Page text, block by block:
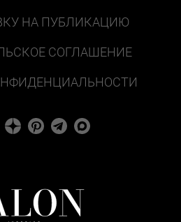
НА ПУБЛИКАЦИЮ
СОГЛАШЕНИЕ